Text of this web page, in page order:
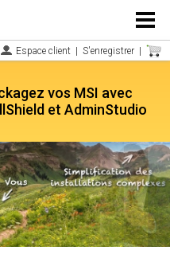
Menu
Espace client S'enregistrer
vos MSI avec
et AdminStudio